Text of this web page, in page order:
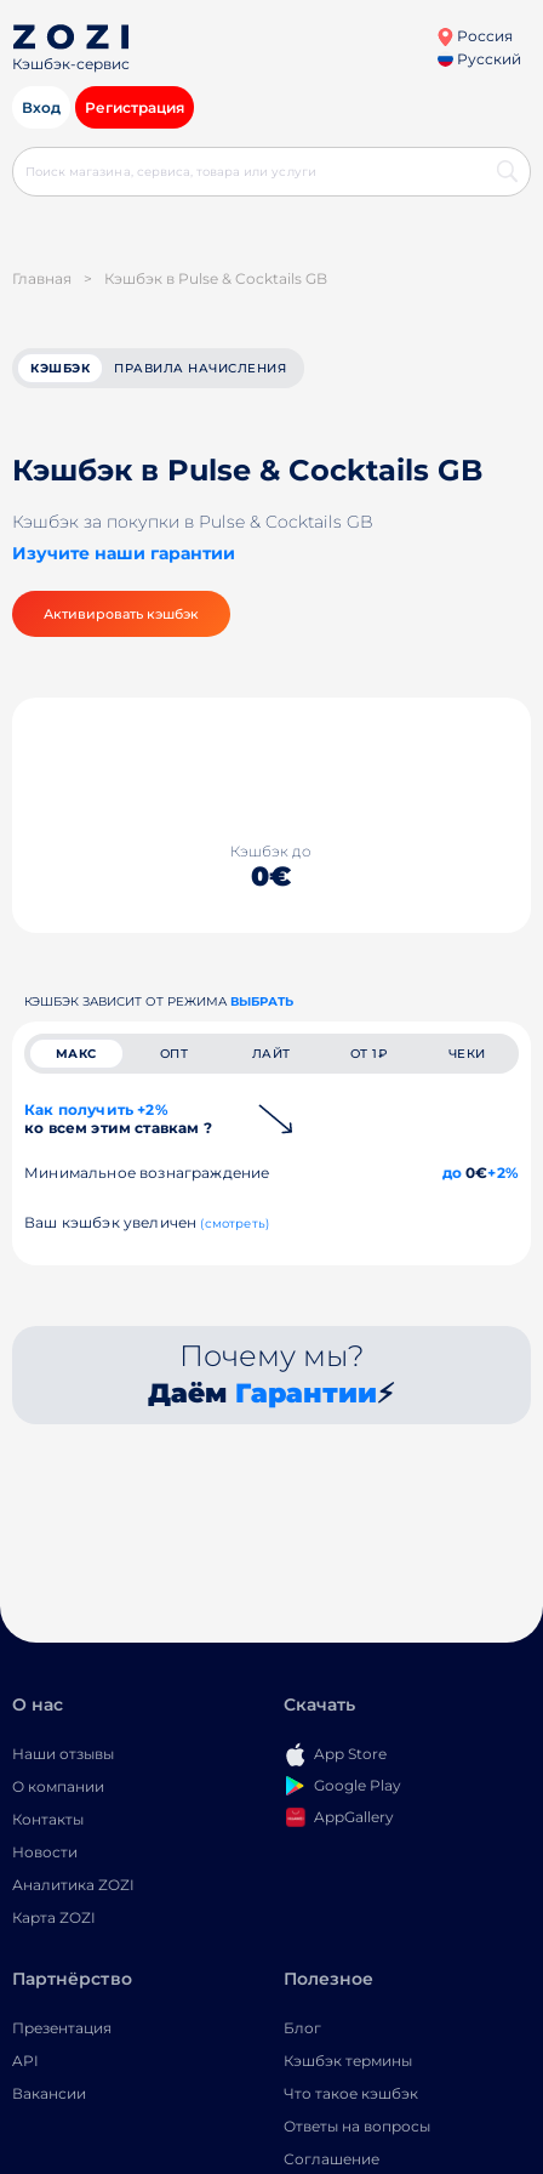
Кэшбэк-сервис
Россия
Русский
Вход Регистрация
Главная > Кэшбэк в Pulse & Cocktails GB
КЭШБЭК ПРАВИЛА НАЧИСЛЕНИЯ
Кэшбэк в Pulse & Cocktails GB
Кэшбэк за покупки в Pulse & Cocktails GB
Изучите наши гарантии
Активировать кэшбэк
Кэшбэк до
0€
КЭШБЭК ЗАВИСИТ ОТ РЕЖИМА ВЫБРАТЬ
МАКС ОПТ ЛАЙТ ОТ 1₽ ЧЕКИ
Как получить +2%
ко всем этим ставкам ?
Минимальное вознаграждение до0€+2%
Ваш кэшбэк увеличен (смотреть)
Почему мы?
Даём Гарантии⚡
О нас
Наши отзывы
О компании
Контакты
Новости
Аналитика ZOZI
Карта ZOZI
Скачать
App Store
Google Play
AppGallery
Партнёрство
Презентация
API
Вакансии
Полезное
Блог
Кэшбэк термины
Что такое кэшбэк
Ответы на вопросы
Соглашение